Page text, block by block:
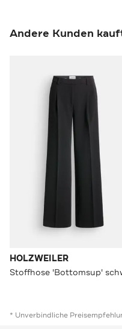
Andere Kunden
HOLZWEILER
* Unverbindliche